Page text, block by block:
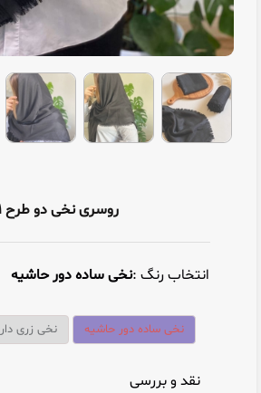
روسری نخی دو طرح ۴۱
انتخاب رنگ :نخی ساده دور حاشیه
نخی ساده دور حاشیه نخی زری دار
نقد و بررسی